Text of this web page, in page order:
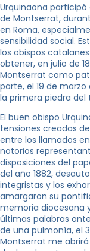
Urquinaona
de Montserrat,
en Roma,
sensibilidad social.
los obispos
obtener, en julio de
Montserrat como
parte, el 19 de
la primera piedra del
El buen obispo
tensiones creadas
entre los llamados
notorios
disposiciones del
del año 1882,
integristas y los
amargaron su
memoria diocesana
últimas palabras
de una pulmonía, el
Montserrat me